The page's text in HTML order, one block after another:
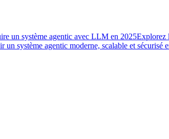
un système agentic avec LLM en 2025Explorez
système agentic moderne, scalable et sécurisé